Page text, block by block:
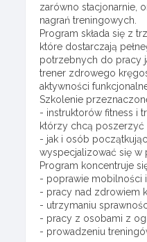
zarówno stacjonarnie,
nagrań treningowych.
Program składa się z
które dostarczają
potrzebnych do pracy
trener zdrowego
aktywności
Szkolenie
- instruktorów fitness i
którzy chcą
- jak i osób
wyspecjalizować się w
Program koncentruje
- poprawie mobilności
- pracy nad zdrowiem
- utrzymaniu
- pracy z osobami z
- prowadzeniu